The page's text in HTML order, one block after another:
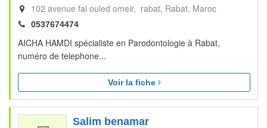
102 avenue fal ouled omeir, rabat Rabat Maroc
0537674474
AICHA HAMDI spécialiste en Parodontologie à Rabat,
numéro de telephone...
Voir la fiche
Salim benamar